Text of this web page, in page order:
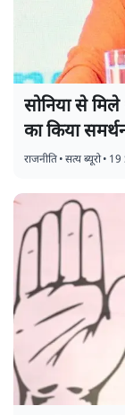
सोनिया से
का किया
राजनीति•सत्य ब्यूरो• 19